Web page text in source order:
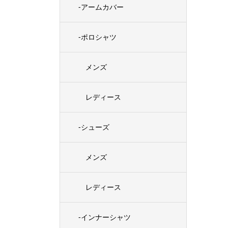
-アームカバー
-ポロシャツ
メンズ
レディース
-シューズ
メンズ
レディース
-インナーシャツ